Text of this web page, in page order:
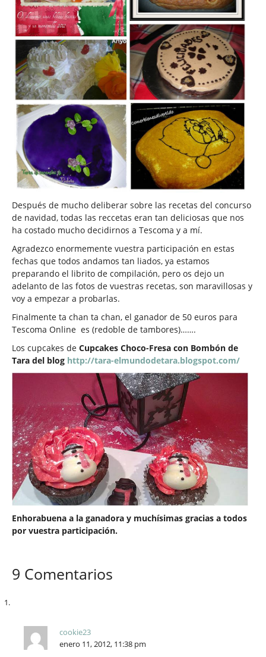
Después de mucho deliberar sobre las recetas del concurso
de navidad, todas las reccetas eran tan deliciosas que nos
ha costado mucho decidirnos a Tescoma y a mí.
Agradezco enormemente vuestra participación en estas
fechas que todos andamos tan liados, ya estamos
preparando el librito de compilación, pero os dejo un
adelanto de las fotos de vuestras recetas, son maravillosas y
voy a empezar a probarlas.
Finalmente ta chan ta chan, el ganador de 50 euros para
Tescoma Online es (redoble de tambores)…….
Los cupcakes de Cupcakes Choco-Fresa con Bombón de
Tara del blog http://tara-elmundodetara.blogspot.com/
Enhorabuena a la ganadora y muchísimas gracias a todos
por vuestra participación.
9 Comentarios
cookie23
enero 11, 2012, 11:38 pm